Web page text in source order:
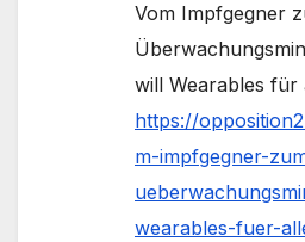
Vom Impfgegner
will Wearables für
https://
m-impfgegner-
wearables-fuer-